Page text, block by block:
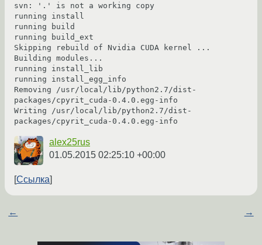
svn: '.' is not a working copy
running install
running build
running build_ext
Skipping rebuild of Nvidia CUDA kernel ...
Building modules...
running install_lib
running install_egg_info
Removing /usr/local/lib/python2.7/dist-
packages/cpyrit_cuda-0.4.0.egg-info
Writing /usr/local/lib/python2.7/dist-
packages/cpyrit_cuda-0.4.0.egg-info
alex25rus
01.05.2015 02:25:10 +00:00
Ссылка
← →